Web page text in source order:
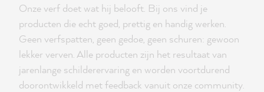
Onze verf doet wat hij belooft. Bij ons vind je
producten die echt goed, prettig en handig werken.
Geen verfspatten, geen gedoe, geen schuren: gewoon
lekker verven. Alle producten zijn het resultaat van
jarenlange schilderervaring en worden voortdurend
doorontwikkeld met feedback vanuit onze community.